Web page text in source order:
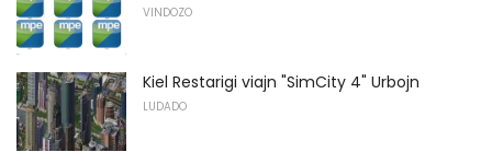
VINDOZO
Kiel Restarigi viajn "SimCity 4" Urbojn
LUDADO